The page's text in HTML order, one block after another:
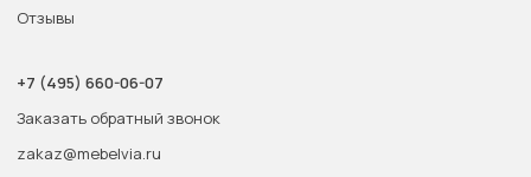
Отзывы
+7 (495) 660-06-07
Заказать обратный звонок
zakaz@mebelvia.ru